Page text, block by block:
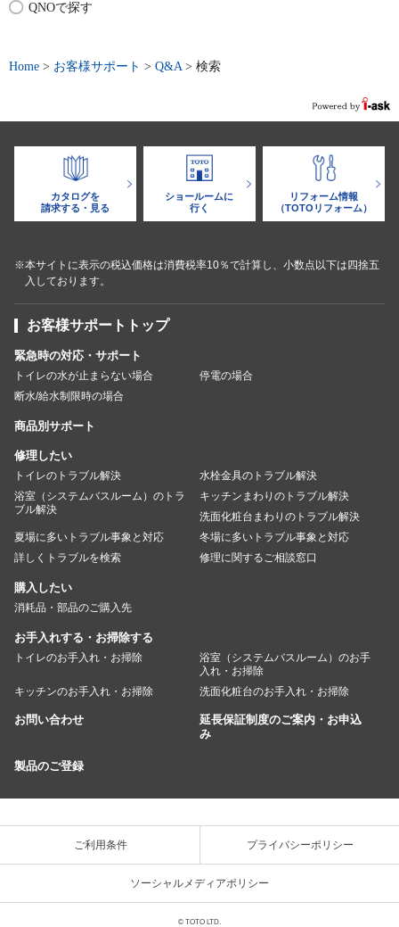
QNOで探す
Home > お客様サポート > Q&A> 検索
カタログを
請求する・見る
ショールームに
行く
リフォーム情報
（TOTOリフォーム）
※本サイトに表示の税込価格は消費税率10％で計算し、小数点以下は四捨五
入しております。
お客様サポートトップ
緊急時の対応・サポート
トイレの水が止まらない場合
停電の場合
断水/給水制限時の場合
商品別サポート
修理したい
トイレのトラブル解決
水栓金具のトラブル解決
浴室（システムバスルーム）のトラ
ブル解決
キッチンまわりのトラブル解決
洗面化粧台まわりのトラブル解決
夏場に多いトラブル事象と対応
冬場に多いトラブル事象と対応
詳しくトラブルを検索
修理に関するご相談窓口
購入したい
消耗品・部品のご購入先
お手入れする・お掃除する
トイレのお手入れ・お掃除
浴室（システムバスルーム）のお手
入れ・お掃除
キッチンのお手入れ・お掃除
洗面化粧台のお手入れ・お掃除
お問い合わせ
延長保証制度のご案内・お申込
み
製品のご登録
ご利用条件 プライバシーポリシー
ソーシャルメディアポリシー
© TOTO LTD.